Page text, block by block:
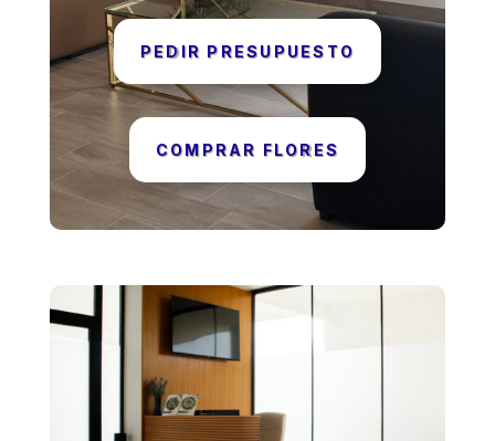
PEDIR PRESUPUESTO
COMPRAR FLORES